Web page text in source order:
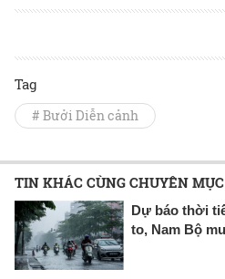
Tag
# Bưởi Diễn cảnh
TIN KHÁC CÙNG CHUYÊN MỤC
Dự báo thời
to, Nam Bộ